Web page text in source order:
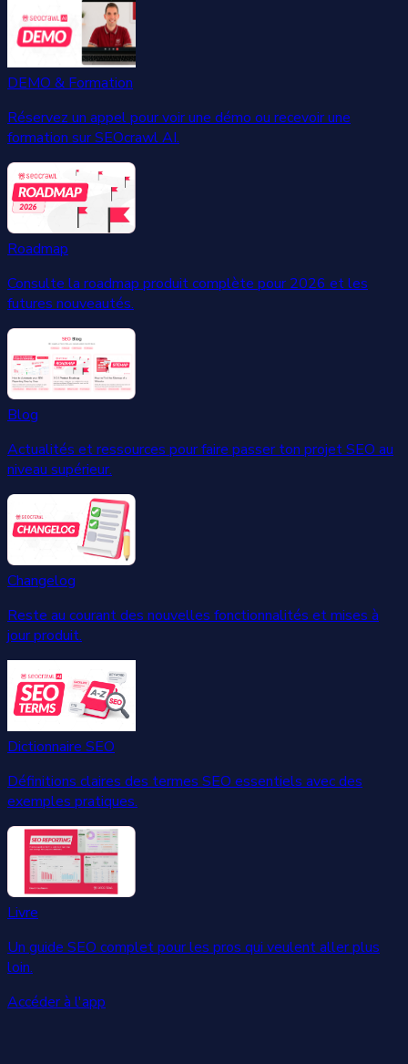
DEMO & Formation
Réservez un appel pour voir une démo ou recevoir une
formation sur SEOcrawl AI.
Roadmap
Consulte la roadmap produit complète pour 2026 et les
futures nouveautés.
Blog
Actualités et ressources pour faire passer ton projet SEO au
niveau supérieur.
Changelog
Reste au courant des nouvelles fonctionnalités et mises à
jour produit.
Dictionnaire SEO
Définitions claires des termes SEO essentiels avec des
exemples pratiques.
Livre
Un guide SEO complet pour les pros qui veulent aller plus
loin.
Accéder à l'app